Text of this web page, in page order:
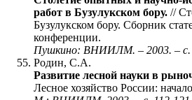
работ в Бузулукском бору. //
Бузулукском бору. Сборник
конференции.
Пушкино: ВНИИЛМ. – 2003. – с.
Родин, С.А.
Развитие лесной науки в
Лесное хозяйство России: